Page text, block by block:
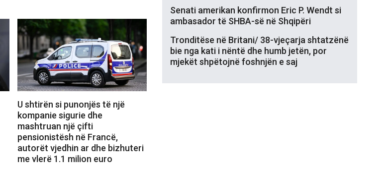
U shtirën si punonjës të një
kompanie sigurie dhe
mashtruan një çifti
pensionistësh në Francë,
autorët vjedhin ar dhe bizhuteri
me vlerë 1.1 milion euro
Senati amerikan konfirmon Eric P. Wendt si
ambasador të SHBA-së në Shqipëri
Tronditëse në Britani/ 38-vjeçarja shtatzënë
bie nga kati i nëntë dhe humb jetën, por
mjekët shpëtojnë foshnjën e saj